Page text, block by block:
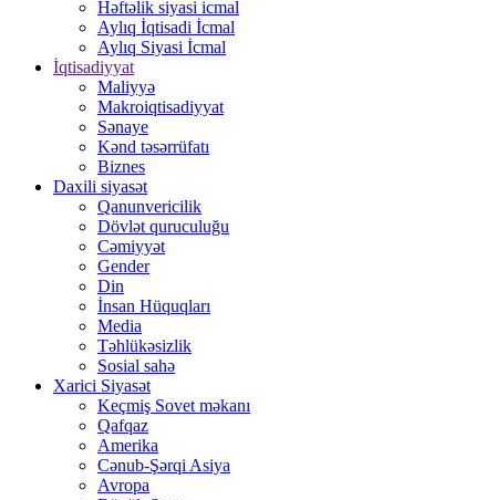
Həftəlik siyasi icmal
Aylıq İqtisadi İcmal
Aylıq Siyasi İcmal
İqtisadiyyat
Maliyyə
Makroiqtisadiyyat
Sənaye
Kənd təsərrüfatı
Biznes
Daxili siyasət
Qanunvericilik
Dövlət quruculuğu
Cəmiyyət
Gender
Din
İnsan Hüquqları
Media
Təhlükəsizlik
Sosial sahə
Xarici Siyasət
Keçmiş Sovet məkanı
Qafqaz
Amerika
Cənub-Şərqi Asiya
Avropa